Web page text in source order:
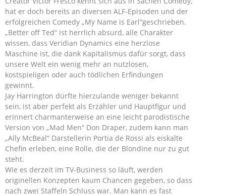
hat er doch bereits an diversen ALF-Episoden und der
erfolgreichen Comedy „My Name is Earl“geschrieben.
„Better off Ted“ ist herrlich absurd, alle Charakter
wissen, dass Veridian Dynamics eine herzlose
Maschine ist, die dank Kapitalismus dafür sorgt, dass
unsere Welt ein wenig mehr an nutzlosen,
kostspieligen oder auch tödlichen Erfindungen
gewinnt.
Jay Harrington dürfte hierzulande weniger bekannt
sein, ist aber perfekt als Erzähler und Hauptfigur und
erinnert charmanterweise an eine leicht parodistische
Version von „Mad Men“ Don Draper, zudem kann man
„Ally McBeal“ Darstellerin Portia de Rossi als eiskalte
Chefin erleben, eine Rolle, die der Blondine nur zu gut
steht.
Wie es derzeit im TV-Business so läuft, werden
originellen Konzepten kaum Chancen gegeben, so dass
nach zwei Staffeln Schluss war. Man kann es fast